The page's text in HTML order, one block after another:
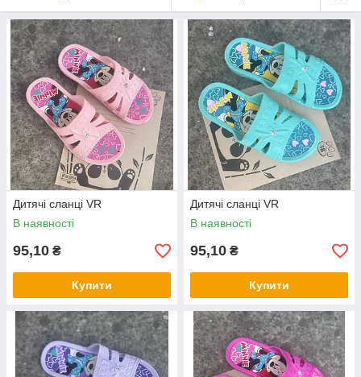
Дитячі сланці VR
В наявності
95,10 ₴
Купити
Дитячі сланці VR
В наявності
95,10 ₴
Купити